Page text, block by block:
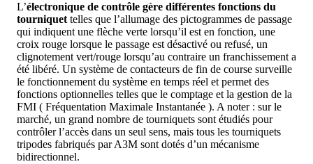
L’électronique de contrôle gère différentes fonctions du
tourniquet telles que l’allumage des pictogrammes de passage
qui indiquent une flèche verte lorsqu’il est en fonction, une
croix rouge lorsque le passage est désactivé ou refusé, un
clignotement vert/rouge lorsqu’au contraire un franchissement a
été libéré. Un système de contacteurs de fin de course surveille
le fonctionnement du système en temps réel et permet des
fonctions optionnelles telles que le comptage et la gestion de la
FMI ( Fréquentation Maximale Instantanée ). A noter : sur le
marché, un grand nombre de tourniquets sont étudiés pour
contrôler l’accès dans un seul sens, mais tous les tourniquets
tripodes fabriqués par A3M sont dotés d’un mécanisme
bidirectionnel.